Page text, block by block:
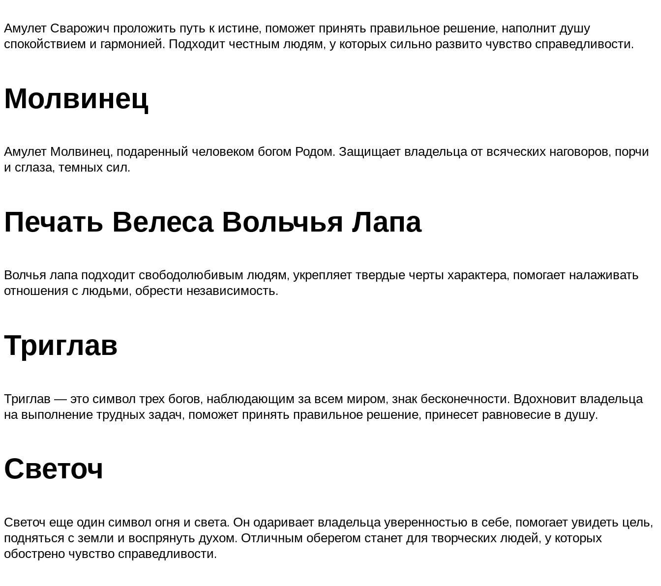
Амулет Сварожич проложить путь к истине, поможет принять правильное решение, наполнит душу
спокойствием и гармонией. Подходит честным людям, у которых сильно развито чувство справедливости.
Молвинец
Амулет Молвинец, подаренный человеком богом Родом. Защищает владельца от всяческих наговоров, порчи
и сглаза, темных сил.
Печать Велеса Вольчья Лапа
Волчья лапа подходит свободолюбивым людям, укрепляет твердые черты характера, помогает налаживать
отношения с людьми, обрести независимость.
Триглав
Триглав — это символ трех богов, наблюдающим за всем миром, знак бесконечности. Вдохновит владельца
на выполнение трудных задач, поможет принять правильное решение, принесет равновесие в душу.
Светоч
Светоч еще один символ огня и света. Он одаривает владельца уверенностью в себе, помогает увидеть цель,
подняться с земли и воспрянуть духом. Отличным оберегом станет для творческих людей, у которых
обострено чувство справедливости.